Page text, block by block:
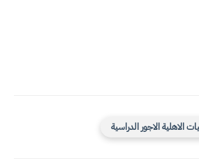
الاهلية الاجور الدراسية